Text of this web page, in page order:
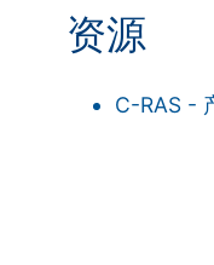
资源
C-RAS -